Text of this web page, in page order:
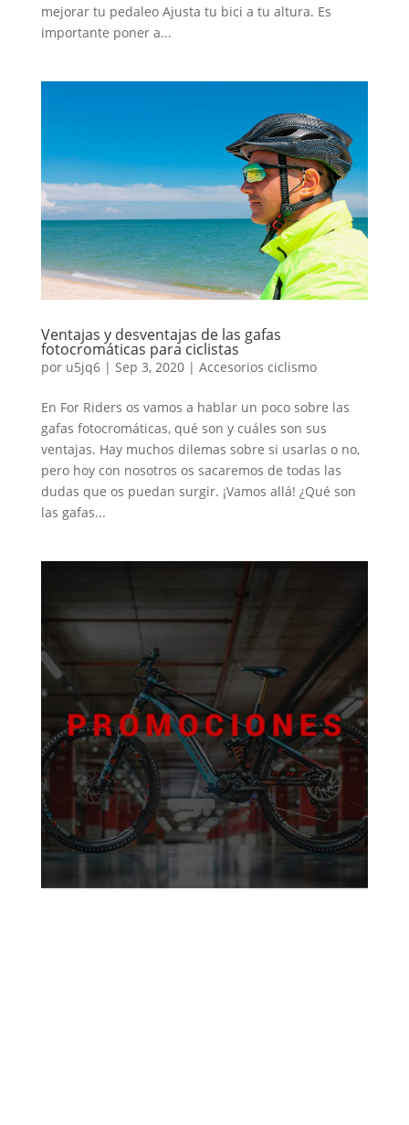
mejorar tu pedaleo Ajusta tu bici a tu altura. Es
importante poner a...
Ventajas y desventajas de las gafas
fotocromáticas para ciclistas
por u5jq6| Sep 3, 2020| Accesorios ciclismo
En For Riders os vamos a hablar un poco sobre las
gafas fotocromáticas, qué son y cuáles son sus
ventajas. Hay muchos dilemas sobre si usarlas o no,
pero hoy con nosotros os sacaremos de todas las
dudas que os puedan surgir. ¡Vamos allá! ¿Qué son
las gafas...